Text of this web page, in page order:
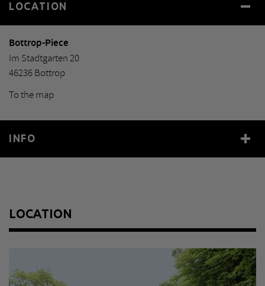
LOCATION
Bottrop-Piece
Im Stadtgarten 20
46236 Bottrop
To the map
INFO
LOCATION